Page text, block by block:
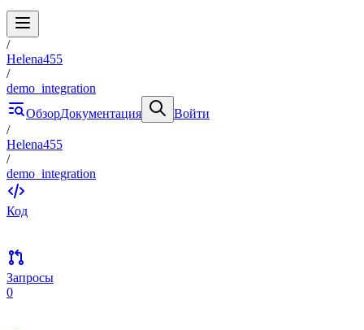
/
Helena455
/
demo_integration
ОбзорДокументация
Войти
/
Helena455
/
demo_integration
Код
Запросы
0